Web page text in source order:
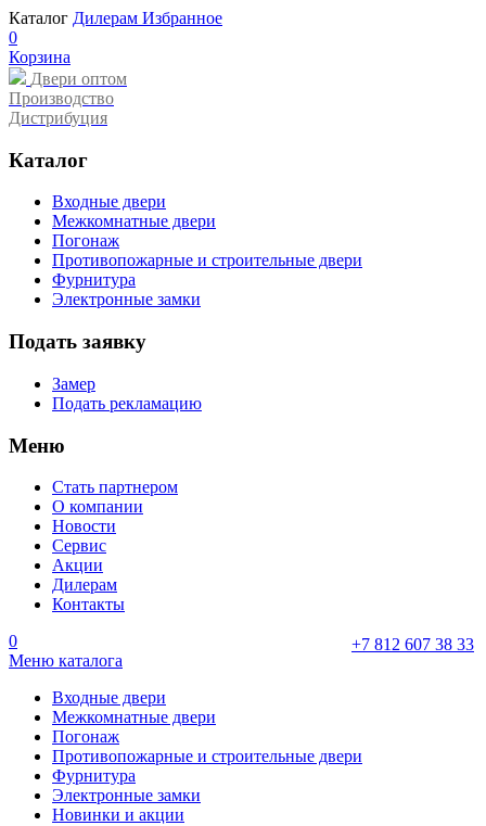
Каталог Дилерам Избранное
0
Корзина
Двери оптом
Производство
Дистрибуция
Каталог
Входные двери
Межкомнатные двери
Погонаж
Противопожарные и строительные двери
Фурнитура
Электронные замки
Подать заявку
Замер
Подать рекламацию
Меню
Стать партнером
О компании
Новости
Сервис
Акции
Дилерам
Контакты
+7 812 607 38 33
0
Меню каталога
Входные двери
Межкомнатные двери
Погонаж
Противопожарные и строительные двери
Фурнитура
Электронные замки
Новинки и акции